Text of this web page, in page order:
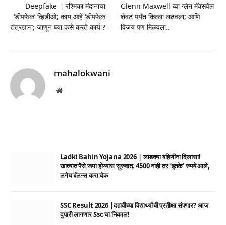
Deepfake । रश्मिका मंदानाचा
‘डीपफेक’ व्हिडीओ; काय आहे ‘डीपफेक
तंत्रज्ञान’; जाणून घ्या कसे करते कार्य ?
Glenn Maxwell व्वा ग्लेन मॅक्सवेल
शेवट पर्यंत किल्ला लढवला; आणि
विजय पण मिळवला..
mahalokwani
Website
Ladki Bahin Yojana 2026 | लाडक्या बहिणींना दिलासा!
खात्यात पैसे जमा होण्यास सुरुवात; 4500 नाही तर ‘इतके’ रुपये आले,
लगेच बॅलन्स करा चेक
SSC Result 2026 |दहावीच्या विद्यार्थ्यांची प्रतीक्षा संपणार? आज
दुपारी लागणार Ssc चा निकाल!